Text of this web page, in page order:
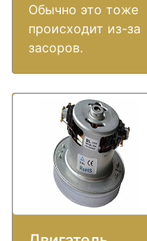
Обычно это тоже
происходит из-за
засоров.